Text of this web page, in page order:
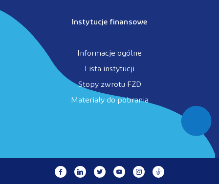
Instytucje finansowe
Informacje ogólne
Lista instytucji
Stopy zwrotu FZD
Materiały do pobrania